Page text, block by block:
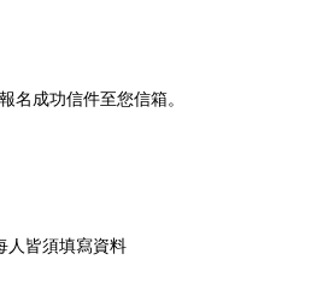
成功信件至您信箱。
人皆須填寫資料